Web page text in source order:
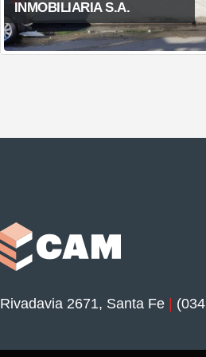
INMOBILIARIA S.A.
Rivadavia 2671, Santa Fe